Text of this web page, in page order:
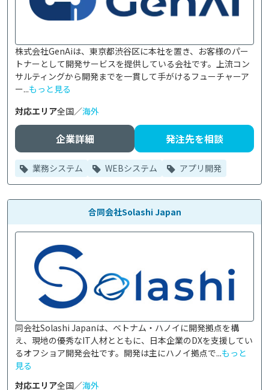
株式会社GenAiは、東京都渋谷区に本社を置き、お客様のパー
トナーとして開発サービスを提供している会社です。上流コン
サルティングから開発までを一貫して手がけるフューチャーア
ー...もっと見る
対応エリア全国／海外
企業詳細 発注先を相談
業務システム WEBシステム アプリ開発
合同会社Solashi Japan
同会社Solashi Japanは、ベトナム・ハノイに開発拠点を構
え、現地の優秀なIT人材とともに、日本企業のDXを支援してい
るオフショア開発会社です。開発は主にハノイ拠点で...もっと
見る
対応エリア全国／海外